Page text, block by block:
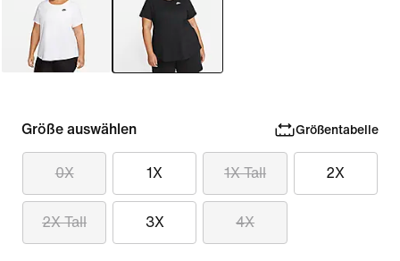
Größe auswählen Größentabelle
0X 1X 1X Tall 2X
2X Tall 3X 4X